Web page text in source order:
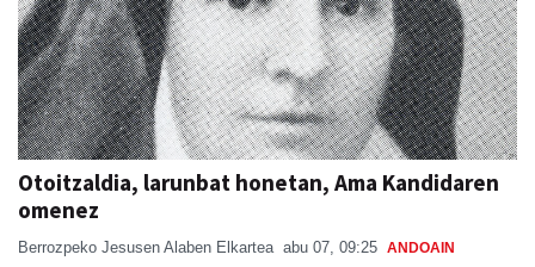
Otoitzaldia, larunbat honetan, Ama Kandidaren
omenez
Berrozpeko Jesusen Alaben Elkartea abu 07, 09:25 ANDOAIN